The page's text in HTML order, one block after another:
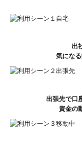
出
気にな
出張先で口
資金の